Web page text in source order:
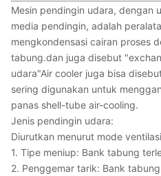
Mesin pendingin udara, dengan
media pendingin, adalah
mengkondensasi cairan proses
tabung.dan juga disebut
udara"Air cooler juga bisa
sering digunakan untuk
panas shell-tube air-cooling.
Jenis pendingin udara:
Diurutkan menurut mode
1. Tipe meniup: Bank tabung
2. Penggemar tarik: Bank